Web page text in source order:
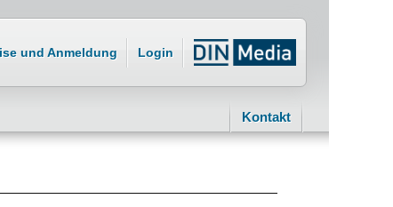
und Anmeldung Login
Kontakt